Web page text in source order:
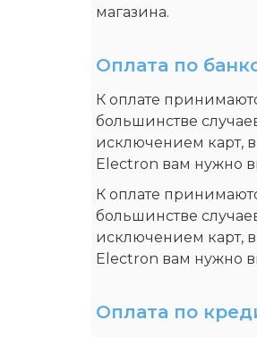
магазина.
Оплата по
К оплате
большинстве
исключением карт,
Electron вам нужно
К оплате
большинстве
исключением карт,
Electron вам нужно
Оплата по